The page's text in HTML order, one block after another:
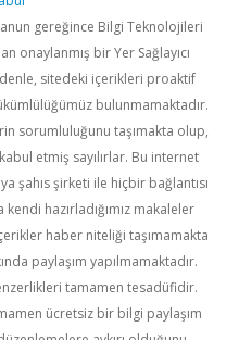
gereğince Bilgi Teknolojileri
onaylanmış bir Yer Sağlayıcı
sitedeki içerikleri proaktif
bulunmamaktadır.
sorumluluğunu taşımakta olup,
etmiş sayılırlar. Bu internet
şahıs şirketi ile hiçbir bağlantısı
hazırladığımız makaleler
haber niteliği taşımamakta
paylaşım yapılmamaktadır.
tamamen tesadüfidir.
ücretsiz bir bilgi paylaşım